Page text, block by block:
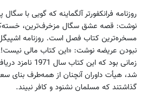
روزنامه فرانکفورتر آلگماینه که گویی با
نوشت: قصه عشق سگال مزخرف‌ترین،
مسخره‌ترین کتاب فصل است. روزنامه
نبودن عریضه نوشت: «این کتاب مالی نیست!».
زمانی بود که این
شد، هیأت داوران آنچنان از همه‌طرف بنای
گذاشتند که مسلمان نشنود و کافر نبیند.